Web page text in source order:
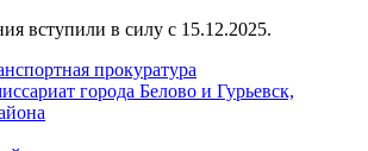
вступили в силу с 15.12.2025.
прокуратура
города Белово и Гурьевск,